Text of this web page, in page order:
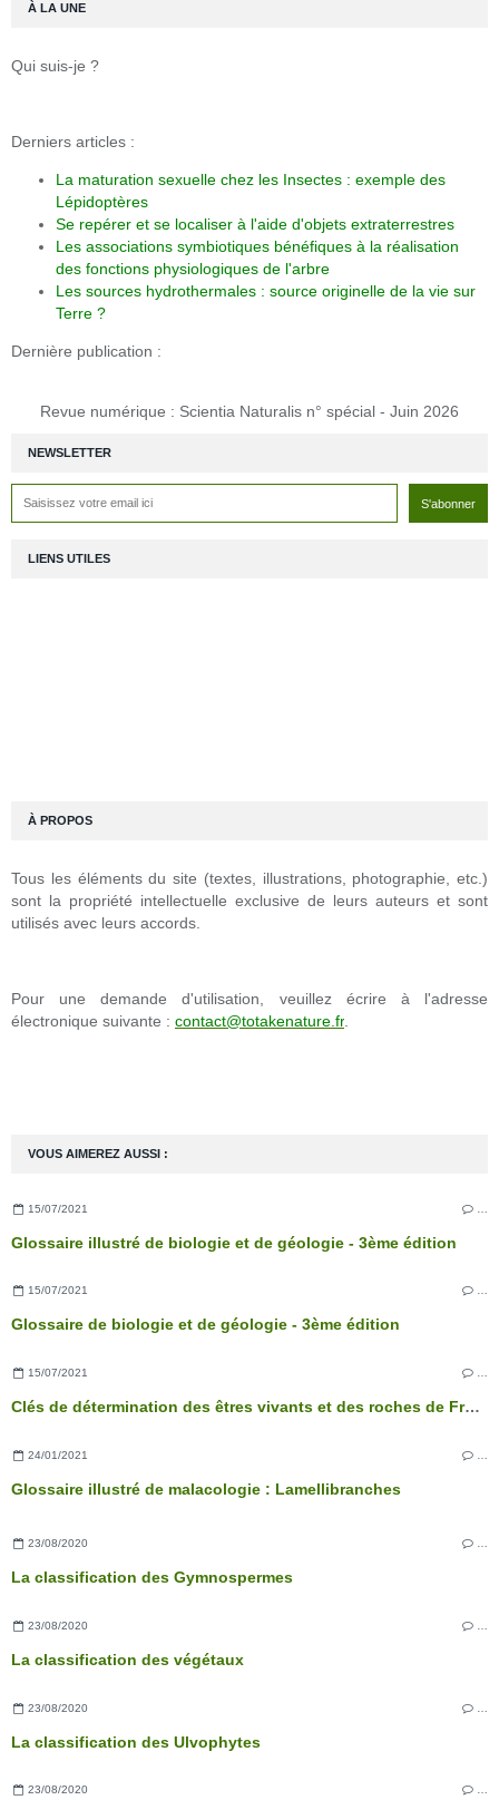
NEWSLETTER
VOUS AIMEREZ AUSSI :
15/07/2021
Glossaire illustré de biologie et de géologie - 3ème édition
15/07/2021 …
Glossaire de biologie et de géologie - 3ème édition
15/07/2021
Clés de détermination des êtres vivants et des roches de France - 3ème édition
24/01/2021
Glossaire illustré de malacologie : Lamellibranches
23/08/2020 …
La classification des Gymnospermes
23/08/2020
La classification des végétaux
23/08/2020
La classification des Ulvophytes
23/08/2020
À LA UNE
Qui suis-je ?
Derniers articles :
La maturation sexuelle chez les Insectes : exemple des
Lépidoptères
Se repérer et se localiser à l'aide d'objets extraterrestres
Les associations symbiotiques bénéfiques à la réalisation
des fonctions physiologiques de l'arbre
Les sources hydrothermales : source originelle de la vie sur
Terre ?
Dernière publication :
Revue numérique : Scientia Naturalis n° spécial - Juin 2026
LIENS UTILES
À PROPOS
Tous les éléments du site (textes, illustrations, photographie, etc.)
sont la propriété intellectuelle exclusive de leurs auteurs et sont
utilisés avec leurs accords.
Pour une demande d'utilisation, veuillez écrire à l'adresse
électronique suivante : contact@totakenature.fr